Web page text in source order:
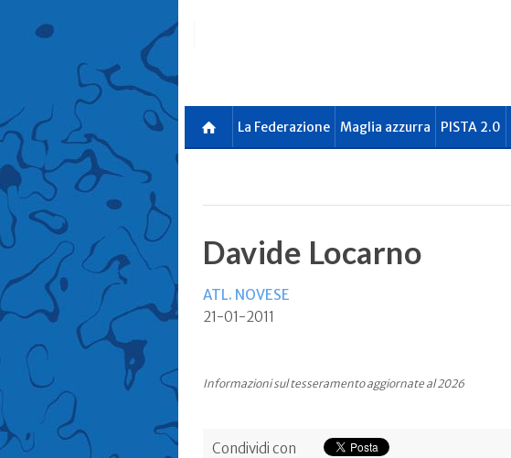
La Federazione Maglia azzurra PISTA 2.0
Davide Locarno
ATL. NOVESE
21-01-2011
Informazioni sul tesseramento aggiornate al 2026
Condividi con